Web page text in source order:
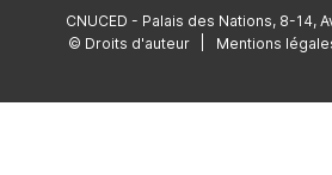
CNUCED - Palais des Nations, 8-14,
© Droits d'auteur
Mentions